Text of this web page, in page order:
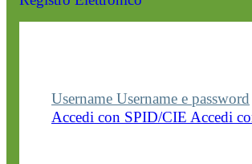
Username Username e password
Accedi con SPID/CIE Accedi